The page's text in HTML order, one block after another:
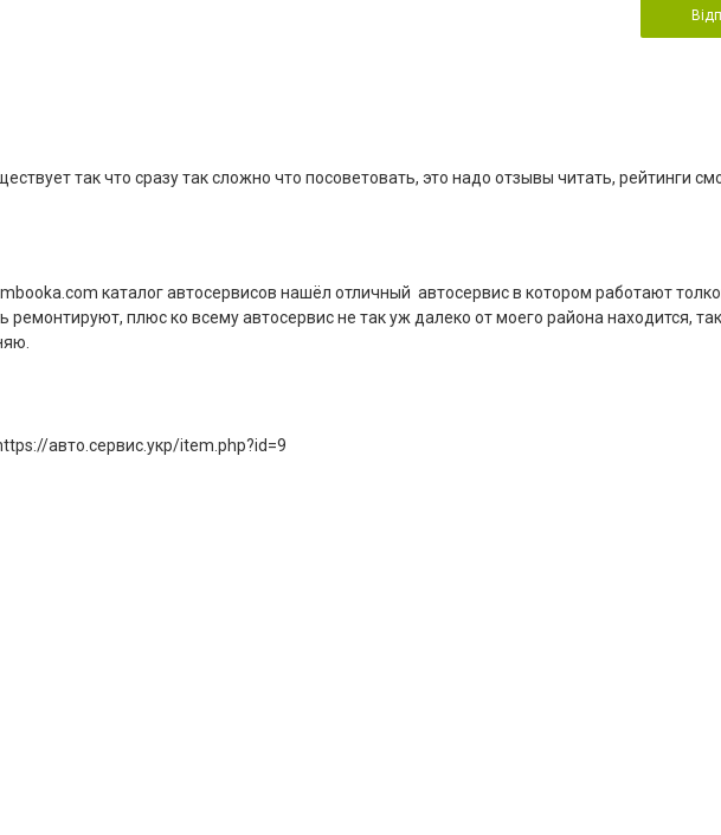
так что сразу так сложно что посоветовать, это надо отзывы читать, рейтинги
каталог автосервисов нашёл отличный автосервис в котором работают
ремонтируют, плюс ко всему автосервис не так уж далеко от моего района находится,
авто.сервис.укр/item.php?id=9